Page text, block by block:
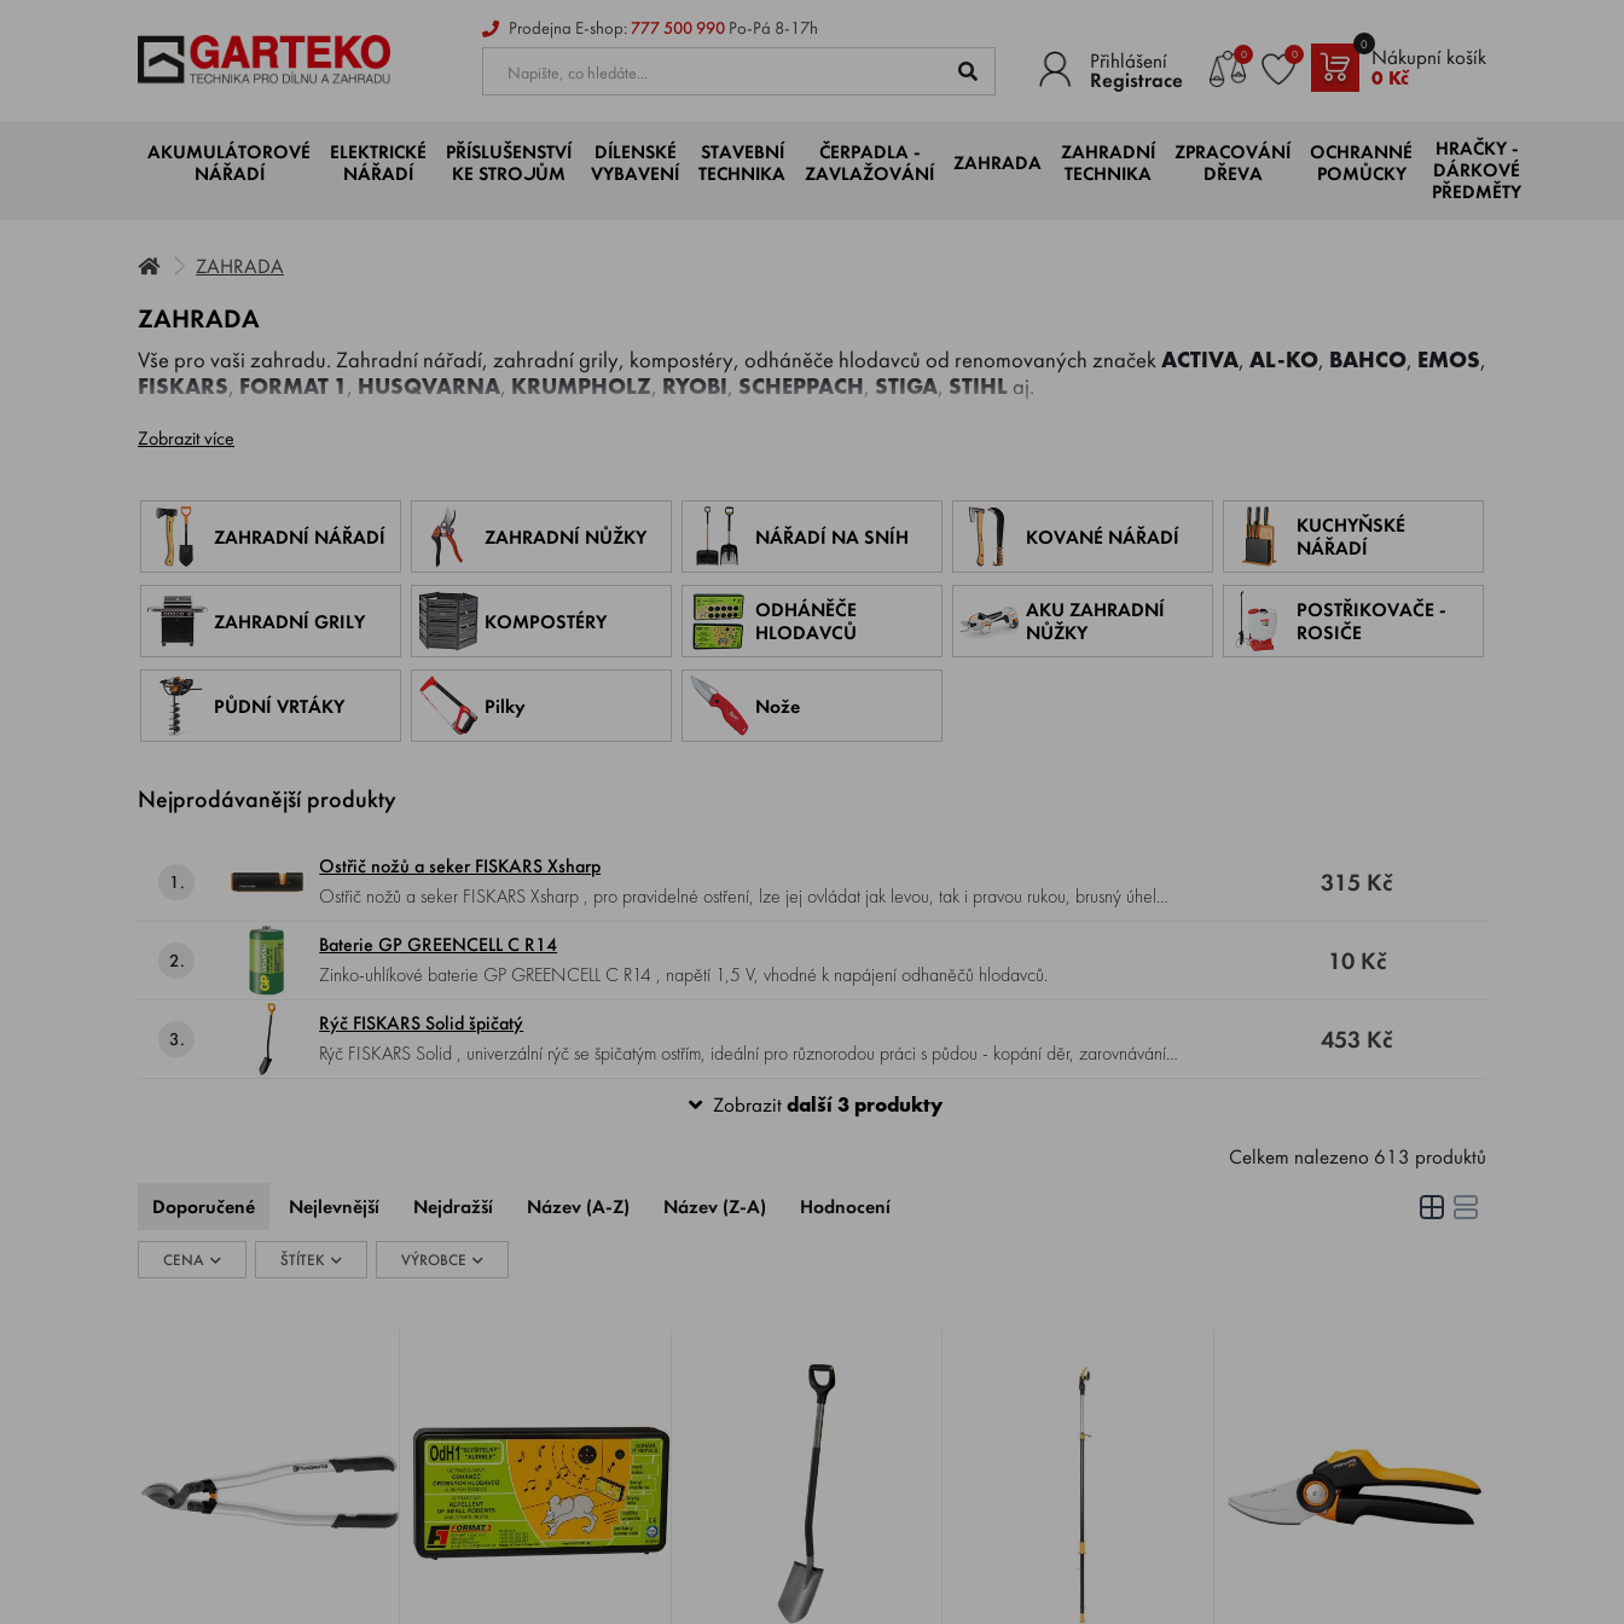
Prodejna E-shop:777 500 990 Po-Pá 8-17h
Přihlášení
Registrace
0 0 Nákupní košík
0 Kč
0
AKUMULÁTOROVÉ
NÁŘADÍ
ELEKTRICKÉ
NÁŘADÍ
PŘÍSLUŠENSTVÍ
KE STROJŮM
DÍLENSKÉ
VYBAVENÍ
STAVEBNÍ
TECHNIKA
ČERPADLA -
ZAVLAŽOVÁNÍ
ZAHRADA
ZAHRADNÍ
TECHNIKA
ZPRACOVÁNÍ
DŘEVA
OCHRANNÉ
POMŮCKY
HRAČKY -
DÁRKOVÉ
PŘEDMĚTY
ZAHRADA
ZAHRADA
Vše pro vaši zahradu. Zahradní nářadí, zahradní grily, kompostéry, odháněče hlodavců od renomovaných značekACTIVA, AL-KO, BAHCO, EMOS,
FISKARS, FORMAT 1, HUSQVARNA, KRUMPHOLZ, RYOBI, SCHEPPACH, STIGA, STIHL aj.
Zobrazit více
ZAHRADNÍ NÁŘADÍ ZAHRADNÍ NŮŽKY NÁŘADÍ NA SNÍH KOVANÉ NÁŘADÍ
KUCHYŇSKÉ
NÁŘADÍ
ZAHRADNÍ GRILY KOMPOSTÉRY
ODHÁNĚČE
HLODAVCŮ
AKU ZAHRADNÍ
NŮŽKY
POSTŘIKOVAČE -
ROSIČE
PŮDNÍ VRTÁKY Pilky Nože
Nejprodávanější produkty
1.
Ostřič nožů a seker FISKARS Xsharp
Ostřič nožů a seker FISKARS Xsharp , pro pravidelné ostření, lze jej ovládat jak levou, tak i pravou rukou, brusný úhel
315 Kč
2.
Baterie GP GREENCELL C R14
Zinko-uhlíkové baterie GP GREENCELL C R14 , napětí 1,5 V, vhodné k napájení odhaněčů hlodavců.
10 Kč
3.
Rýč FISKARS Solid špičatý
Rýč FISKARS Solid , univerzální rýč se špičatým ostřím, ideální pro různorodou práci s půdou - kopání děr, zarovnávání
453 Kč
Zobrazitdalší 3 produkty
Celkem nalezeno 613 produktů
Doporučené Nejlevnější Nejdražší Název (A-Z) Název (Z-A) Hodnocení
CENA ŠTÍTEK VÝROBCE